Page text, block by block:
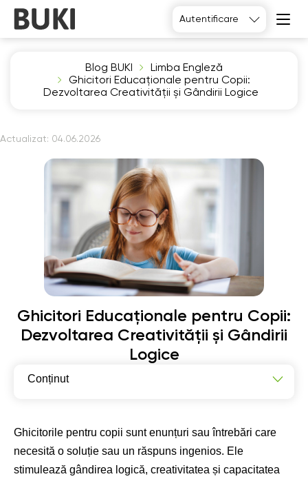
Autentificare
Blog BUKI
Limba Engleză
Ghicitori Educaționale pentru Copii:
Dezvoltarea Creativității și Gândirii Logice
Actualizat: 04.06.2026
Ghicitori Educaționale pentru Copii:
Dezvoltarea Creativității și Gândirii
Logice
Conținut
Cum Ajută Ghicitorile la Dezvoltarea Logicii?
Ghicitori cu Animale
Ghicitori de Logică:
Ghicitorile pentru copii sunt enunțuri sau întrebări care
necesită o soluție sau un răspuns ingenios. Ele
stimulează gândirea logică, creativitatea și capacitatea